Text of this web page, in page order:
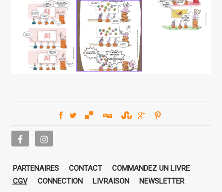
PARTENAIRES CONTACT
COMMANDEZ UN LIVRE
CGV
CONNECTION LIVRAISON NEWSLETTER